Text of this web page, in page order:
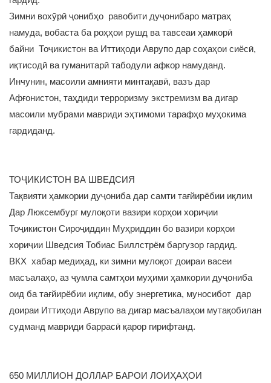
Зимни вохӯрӣ ҷонибҳо равобити дуҷонибаро матраҳ
намуда, вобаста ба роҳҳои рушд ва тавсеаи ҳамкорӣ
байни Тоҷикистон ва Иттиҳоди Аврупо дар соҳаҳои сиёсӣ,
иқтисодӣ ва гуманитарӣ табодули афкор намуданд.
Инчунин, масоили амнияти минтақавӣ, вазъ дар
Афғонистон, таҳдиди терроризму экстремизм ва дигар
масоили мубрами мавриди эҳтимоми тарафҳо муҳокима
гардиданд.
ТОҶИКИСТОН ВА ШВЕДСИЯ
Тақвияти ҳамкории дуҷониба дар самти тағйирёбии иқлим
Дар Люксембург мулоқоти вазири корҳои хориҷии
Тоҷикистон Сироҷиддин Муҳриддин бо вазири корҳои
хориҷии Шведсия Тобиас Биллстрём баргузор гардид.
ВКХ хабар медиҳад, ки зимни мулоқот доираи васеи
масъалаҳо, аз ҷумла самтҳои муҳими ҳамкории дуҷониба
оид ба тағйирёбии иқлим, обу энергетика, муносибот дар
доираи Иттиҳоди Аврупо ва дигар масъалаҳои мутақобилан
судманд мавриди баррасӣ қарор гирифтанд.
650 МИЛЛИОН ДОЛЛАР БАРОИ ЛОИҲАҲОИ